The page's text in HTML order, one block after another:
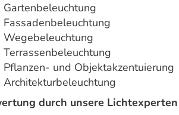
Gartenbeleuchtung
Fassadenbeleuchtung
Wegebeleuchtung
Terrassenbeleuchtung
Pflanzen- und Objektakzentuierung
Architekturbeleuchtung
durch unsere Lichtexperten